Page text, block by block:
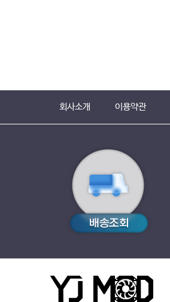
회사소개 이용약관